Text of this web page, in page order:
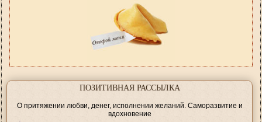
ПОЗИТИВНАЯ РАССЫЛКА
О притяжении любви, денег, исполнении желаний. Саморазвитие и
вдохновение